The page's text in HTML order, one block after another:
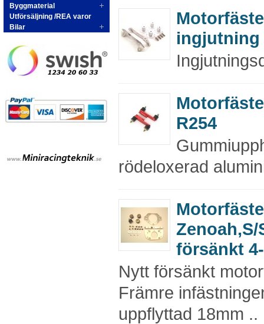
Byggmaterial
Utförsäljning /REA varor
Bilar
ingjutning
R254
rödeloxerad
Motorfäste
Zenoah,S/
försänkt
Nytt försänkt
Främre
uppflyttad 18mm ..